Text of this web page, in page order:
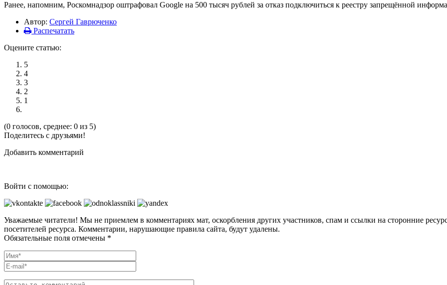
Ранее, напомним, Роскомнадзор оштрафовал Google на 500 тысяч рублей за отказ подключиться к реестру запрещённой
Автор: Сергей Гаврюченко
Распечатать
Оцените статью:
5
4
3
2
1
(0 голосов, среднее: 0 из 5)
Поделитесь с друзьями!
Добавить комментарий
Войти с помощью:
Уважаемые читатели! Мы не приемлем в комментариях мат, оскорбления других участников, спам и ссылки на сторонние
посетителей ресурса. Комментарии, нарушающие правила сайта, будут удалены.
Обязательные поля отмечены *